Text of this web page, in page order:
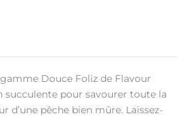
Douce Foliz de Flavour
succulente pour savourer toute la
d’une pêche bien mûre. Laissez-